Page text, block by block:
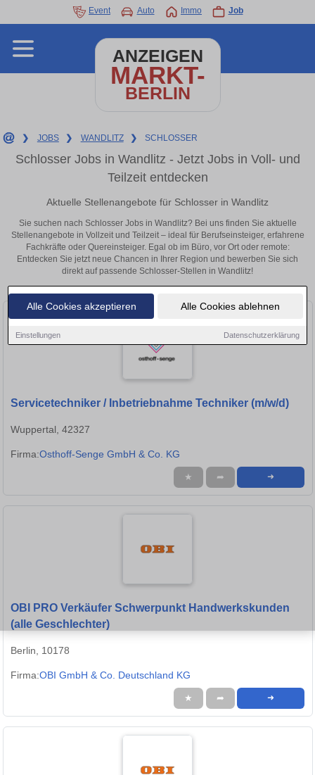
Alle Cookies akzeptieren Alle Cookies ablehnen
Einstellungen Datenschutzerklärung
Event Auto Immo Job
ANZEIGEN
MARKT-
BERLIN
❯ JOBS ❯ WANDLITZ ❯ SCHLOSSER
Schlosser Jobs in Wandlitz - Jetzt Jobs in Voll- und
Teilzeit entdecken
Aktuelle Stellenangebote für Schlosser in Wandlitz
Sie suchen nach Schlosser Jobs in Wandlitz? Bei uns finden Sie aktuelle
Stellenangebote in Vollzeit und Teilzeit – ideal für Berufseinsteiger, erfahrene
Fachkräfte oder Quereinsteiger. Egal ob im Büro, vor Ort oder remote:
Entdecken Sie jetzt neue Chancen in Ihrer Region und bewerben Sie sich
direkt auf passende Schlosser-Stellen in Wandlitz!
Servicetechniker / Inbetriebnahme Techniker (m/w/d)
Wuppertal, 42327
Firma:Osthoff-Senge GmbH & Co. KG
★ ➦ ➜
OBI PRO Verkäufer Schwerpunkt Handwerkskunden
(alle Geschlechter)
Berlin, 10178
Firma:OBI GmbH & Co. Deutschland KG
★ ➦ ➜